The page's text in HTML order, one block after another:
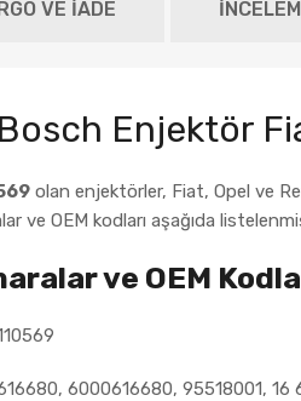
VE İADE
Enjektör
olan enjektörler, Fiat, Opel ve
ve OEM kodları aşağıda
ve OEM
6000616680, 95518001, 16